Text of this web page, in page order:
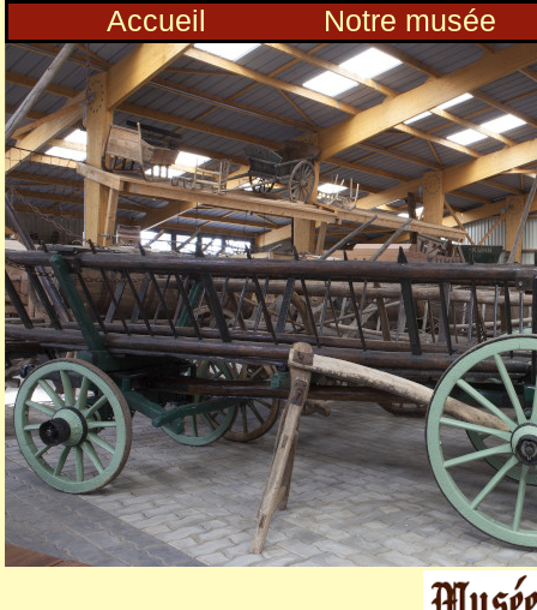
Accueil Notre musée